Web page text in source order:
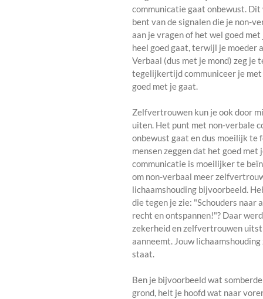
communicatie gaat onbewust.
bent van de signalen die je non-
aan je vragen of het wel goed
heel goed gaat, terwijl je moeder
Verbaal (dus met je mond) zeg je
tegelijkertijd communiceer je
goed met je gaat.
Zelfvertrouwen kun je ook door
uiten. Het punt met non-verbale
onbewust gaat en dus moeilijk te
mensen zeggen dat het goed
communicatie is moeilijker te
om non-verbaal meer
lichaamshouding bijvoorbeeld.
die tegen je zie: "Schouders naar
recht en ontspannen!"? Daar
zekerheid en zelfvertrouwen
aanneemt. Jouw
staat.
Ben je bijvoorbeeld wat
grond, helt je hoofd wat naar